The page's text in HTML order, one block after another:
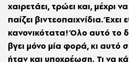
χαιρετάει, τρώει και, μέχρι
παίζει βιντεοπαιχνίδια. Έχει
κανονικότατα! Όλο αυτό το
βγει μόνο μία φορά, κι αυτό
ήταν και υποχρέωση. Τι να